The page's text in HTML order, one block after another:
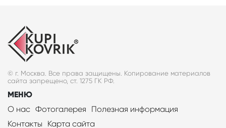
© г. Москва. Все права защищены. Копирование материалов
сайта запрещено, ст. 1275 ГК РФ.
МЕНЮ
О нас Фотогалерея
Полезная информация
Контакты
Карта сайта